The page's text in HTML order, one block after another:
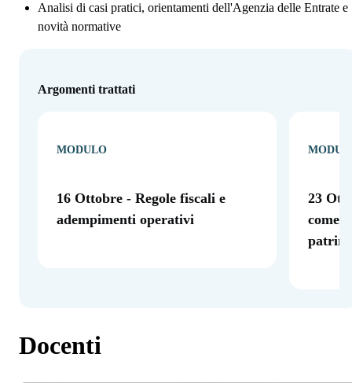
Analisi di casi pratici, orientamenti dell'Agenzia delle Entrate e
novità normative
Argomenti trattati
MODULO
16 Ottobre - Regole fiscali e
adempimenti operativi
23
come
Docenti